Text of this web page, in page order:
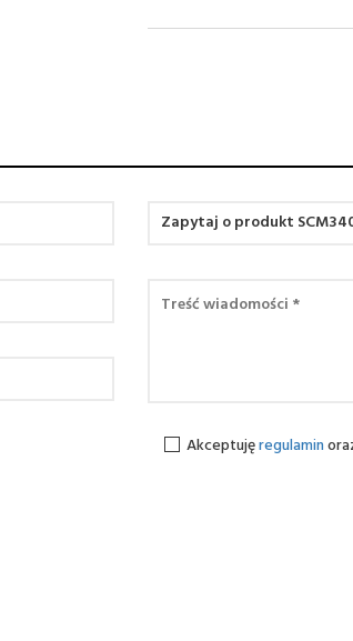
Akceptujęregulamin